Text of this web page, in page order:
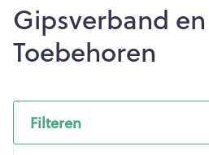
Gipsverband en
Toebehoren
Filteren